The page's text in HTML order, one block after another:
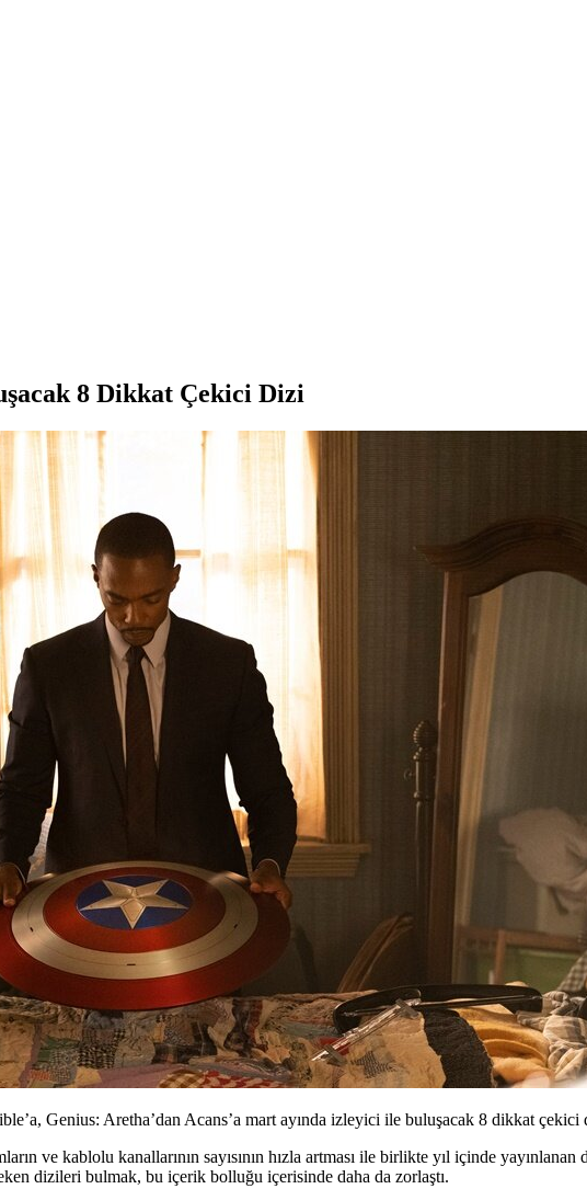
8 Dikkat Çekici Dizi
Genius: Aretha’dan Acans’a mart ayında izleyici ile buluşacak 8 dikkat çekici
ve kablolu kanallarının sayısının hızla artması ile birlikte yıl içinde yayınlanan
dizileri bulmak, bu içerik bolluğu içerisinde daha da zorlaştı.